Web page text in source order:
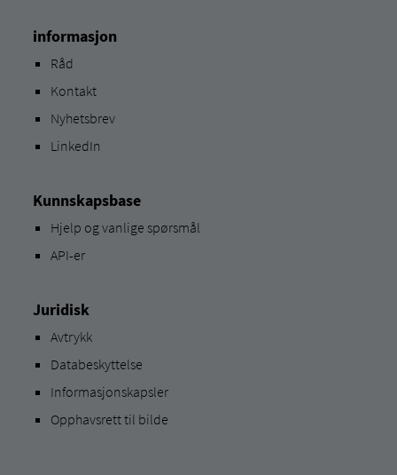
informasjon
Råd
Kontakt
Nyhetsbrev
LinkedIn
Kunnskapsbase
Hjelp og vanlige spørsmål
API-er
Juridisk
Avtrykk
Databeskyttelse
Informasjonskapsler
Opphavsrett til bilde